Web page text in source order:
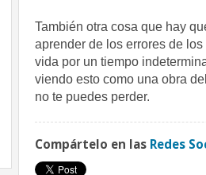
También otra cosa que hay
aprender de los errores de
vida por un tiempo
viendo esto como una obra
no te puedes perder.
Compártelo en las Redes